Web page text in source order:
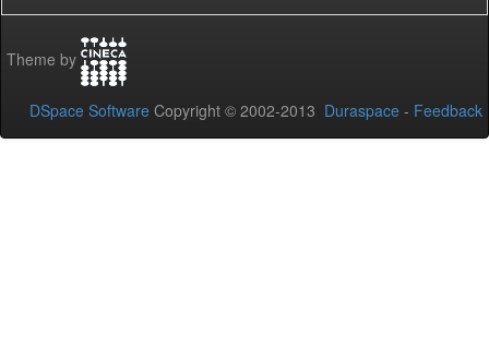
Theme by
DSpace Software Copyright © 2002-2013 Duraspace - Feedback